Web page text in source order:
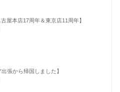
古屋本店17周年＆東京店11周年】
出張から帰国しました】